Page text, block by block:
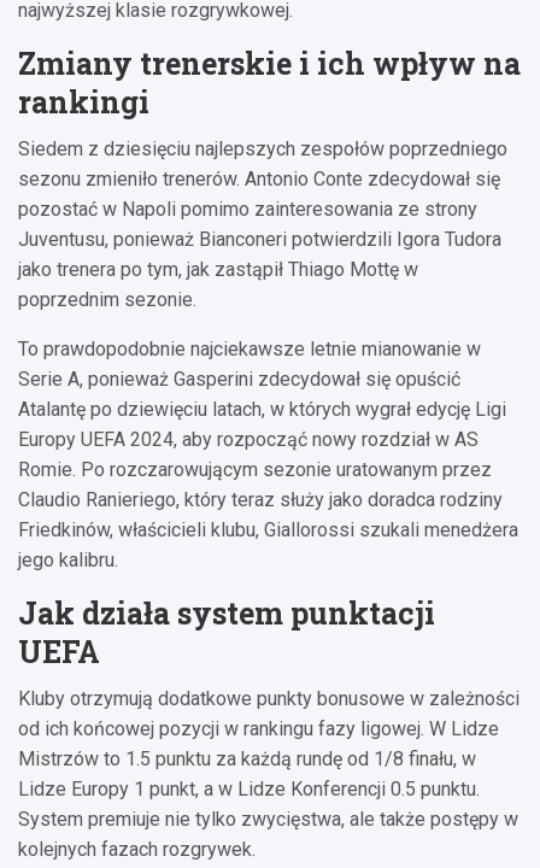
najwyższej klasie rozgrywkowej.
Zmiany trenerskie i ich wpływ na
rankingi
Siedem z dziesięciu najlepszych zespołów poprzedniego
sezonu zmieniło trenerów. Antonio Conte zdecydował się
pozostać w Napoli pomimo zainteresowania ze strony
Juventusu, ponieważ Bianconeri potwierdzili Igora Tudora
jako trenera po tym, jak zastąpił Thiago Mottę w
poprzednim sezonie.
To prawdopodobnie najciekawsze letnie mianowanie w
Serie A, ponieważ Gasperini zdecydował się opuścić
Atalantę po dziewięciu latach, w których wygrał edycję Ligi
Europy UEFA 2024, aby rozpocząć nowy rozdział w AS
Romie. Po rozczarowującym sezonie uratowanym przez
Claudio Ranieriego, który teraz służy jako doradca rodziny
Friedkinów, właścicieli klubu, Giallorossi szukali menedżera
jego kalibru.
Jak działa system punktacji
UEFA
Kluby otrzymują dodatkowe punkty bonusowe w zależności
od ich końcowej pozycji w rankingu fazy ligowej. W Lidze
Mistrzów to 1.5 punktu za każdą rundę od 1/8 finału, w
Lidze Europy 1 punkt, a w Lidze Konferencji 0.5 punktu.
System premiuje nie tylko zwycięstwa, ale także postępy w
kolejnych fazach rozgrywek.